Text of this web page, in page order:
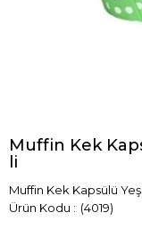
Muffin Kek
li
Muffin Kek Kapsülü
(4019)